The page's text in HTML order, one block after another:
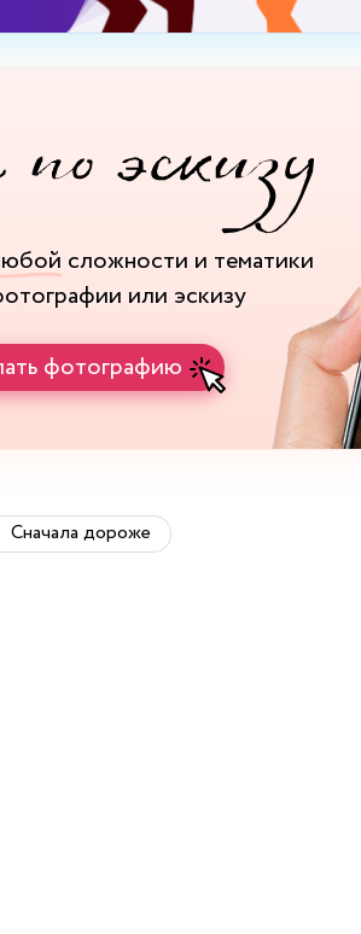
сложности и тематики
или эскизу
фотографию
Сначала дороже